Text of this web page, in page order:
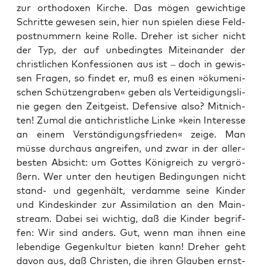
zur ortho­do­xen Kir­che. Das mögen gewich­ti­ge
Schrit­te gewe­sen sein, hier nun spie­len die­se Feld­
post­num­mern kei­ne Rol­le. Dre­her ist sicher nicht
der Typ, der auf unbe­ding­tes Mit­ein­an­der der
christ­li­chen Kon­fes­sio­nen aus ist – doch in gewis­
sen Fra­gen, so fin­det er, muß es einen »öku­me­ni­
schen Schüt­zen­gra­ben« geben als Ver­tei­di­gungs­li­
nie gegen den Zeit­geist. Defen­si­ve also? Mit­nich­
ten! Zumal die anti­christ­li­che Lin­ke »kein Inter­es­se
an einem Ver­stän­di­gungs­frie­den« zei­ge. Man
müs­se durch­aus angrei­fen, und zwar in der aller­
bes­ten Absicht: um Got­tes König­reich zu ver­grö­
ßern. Wer unter den heu­ti­gen Bedin­gun­gen nicht
stand- und gegen­hält, ver­dam­me sei­ne Kin­der
und Kin­des­kin­der zur Assi­mi­la­ti­on an den Main­
stream. Dabei sei wich­tig, daß die Kin­der begrif­
fen: Wir sind anders. Gut, wenn man ihnen eine
leben­di­ge Gegen­kul­tur bie­ten kann! Dre­her geht
davon aus, daß Chris­ten, die ihren Glau­ben ernst­